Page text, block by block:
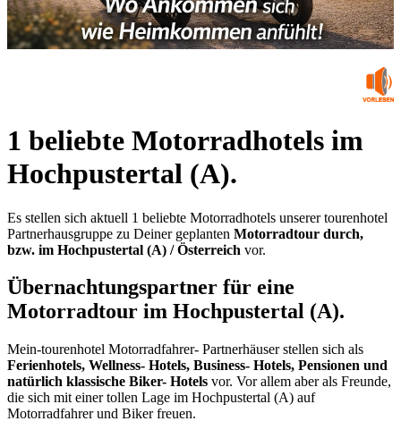
1 beliebte Motorradhotels im
Hochpustertal (A).
Es stellen sich aktuell 1 beliebte Motorradhotels unserer tourenhotel
Partnerhausgruppe zu Deiner geplanten Motorradtour durch,
bzw. im Hochpustertal (A) / Österreich vor.
Übernachtungspartner für eine
Motorradtour im Hochpustertal (A).
Mein-tourenhotel Motorradfahrer- Partnerhäuser stellen sich als
Ferienhotels, Wellness- Hotels, Business- Hotels, Pensionen und
natürlich klassische Biker- Hotels vor. Vor allem aber als Freunde,
die sich mit einer tollen Lage im Hochpustertal (A) auf
Motorradfahrer und Biker freuen.